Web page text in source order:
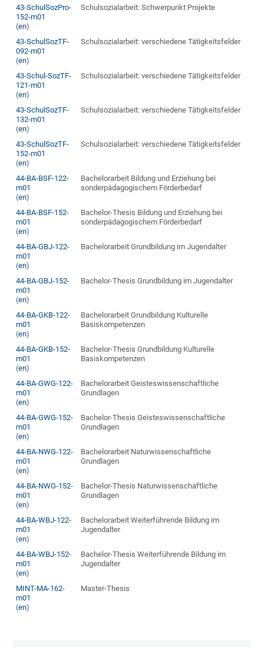
43-SchulSozPro-
152-m01
(en)
Schulsozialarbeit: Schwerpunkt Projekte
43-SchulSozTF-
092-m01
(en)
Schulsozialarbeit: verschiedene Tätigkeitsfelder
43-Schul-SozTF-
121-m01
(en)
Schulsozialarbeit: verschiedene Tätigkeitsfelder
43-SchulSozTF-
132-m01
(en)
Schulsozialarbeit: verschiedene Tätigkeitsfelder
43-SchulSozTF-
152-m01
(en)
Schulsozialarbeit: verschiedene Tätigkeitsfelder
44-BA-BSF-122-
m01
(en)
Bachelorarbeit Bildung und Erziehung bei
sonderpädagogischem Förderbedarf
44-BA-BSF-152-
m01
(en)
Bachelor-Thesis Bildung und Erziehung bei
sonderpädagogischem Förderbedarf
44-BA-GBJ-122-
m01
(en)
Bachelorarbeit Grundbildung im Jugendalter
44-BA-GBJ-152-
m01
(en)
Bachelor-Thesis Grundbildung im Jugendalter
44-BA-GKB-122-
m01
(en)
Bachelorarbeit Grundbildung Kulturelle
Basiskompetenzen
44-BA-GKB-152-
m01
(en)
Bachelor-Thesis Grundbildung Kulturelle
Basiskompetenzen
44-BA-GWG-122-
m01
(en)
Bachelorarbeit Geisteswissenschaftliche
Grundlagen
44-BA-GWG-152-
m01
(en)
Bachelor-Thesis Geisteswissenschaftliche
Grundlagen
44-BA-NWG-122-
m01
(en)
Bachelorarbeit Naturwissenschaftliche
Grundlagen
44-BA-NWG-152-
m01
(en)
Bachelor-Thesis Naturwissenschaftliche
Grundlagen
44-BA-WBJ-122-
m01
(en)
Bachelorarbeit Weiterführende Bildung im
Jugendalter
44-BA-WBJ-152-
m01
(en)
Bachelor-Thesis Weiterführende Bildung im
Jugendalter
MINT-MA-162-
m01
(en)
Master-Thesis